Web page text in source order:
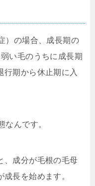
）の場合、成長期の
い毛のうちに成長期
行期から休止期に入
なんです。
、成分が毛根の毛母
長を始めます。